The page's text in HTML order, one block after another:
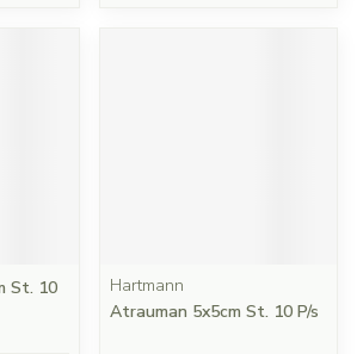
St. 10
Hartmann
Atrauman 5x5cm St. 10 P/s